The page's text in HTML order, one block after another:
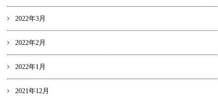
2022年3月
2022年2月
2022年1月
2021年12月